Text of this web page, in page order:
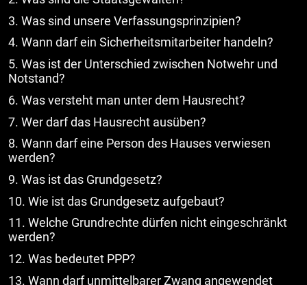
3. Was sind unsere Verfassungsprinzipien?
4. Wann darf ein Sicherheitsmitarbeiter handeln?
5. Was ist der Unterschied zwischen Notwehr und
Notstand?
6. Was versteht man unter dem Hausrecht?
7. Wer darf das Hausrecht ausüben?
8. Wann darf eine Person des Hauses verwiesen
werden?
9. Was ist das Grundgesetz?
10. Wie ist das Grundgesetz aufgebaut?
11. Welche Grundrechte dürfen nicht eingeschränkt
werden?
12. Was bedeutet PPP?
13. Wann darf unmittelbarer Zwang angewendet